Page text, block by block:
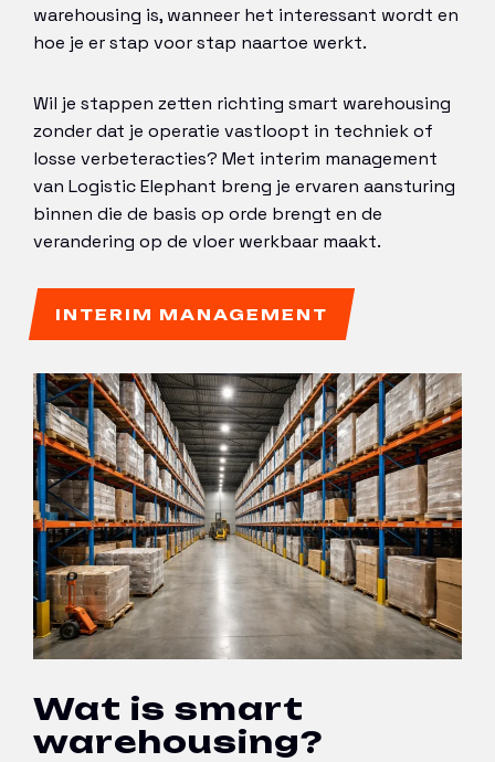
warehousing is, wanneer het interessant wordt en
hoe je er stap voor stap naartoe werkt.
Wil je stappen zetten richting smart warehousing
zonder dat je operatie vastloopt in techniek of
losse verbeteracties? Met interim management
van Logistic Elephant breng je ervaren aansturing
binnen die de basis op orde brengt en de
verandering op de vloer werkbaar maakt.
INTERIM MANAGEMENT
Wat is smart
warehousing?